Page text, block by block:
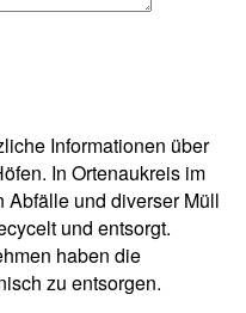
Informationen über
In Ortenaukreis im
und diverser Müll
und entsorgt.
haben die
zu entsorgen.